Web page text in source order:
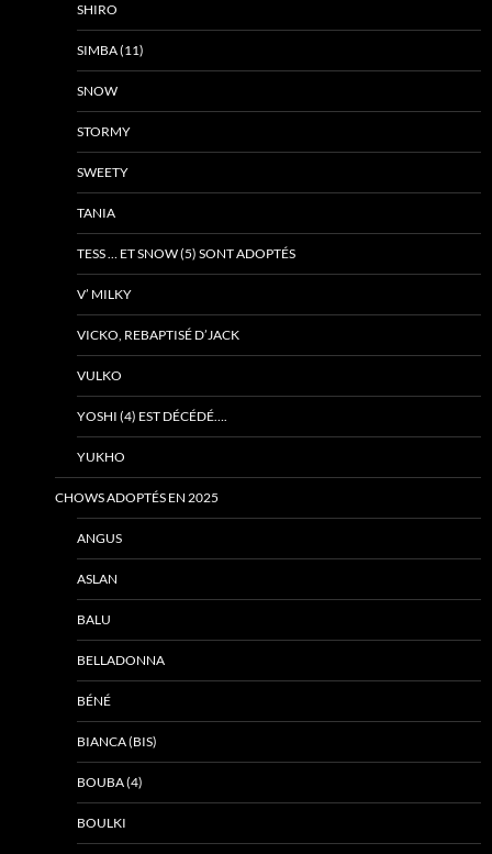
SHIRO
SIMBA (11)
SNOW
STORMY
SWEETY
TANIA
TESS … ET SNOW (5) SONT ADOPTÉS
V’ MILKY
VICKO, REBAPTISÉ D’JACK
VULKO
YOSHI (4) EST DÉCÉDÉ….
YUKHO
CHOWS ADOPTÉS EN 2025
ANGUS
ASLAN
BALU
BELLADONNA
BÉNÉ
BIANCA (BIS)
BOUBA (4)
BOULKI